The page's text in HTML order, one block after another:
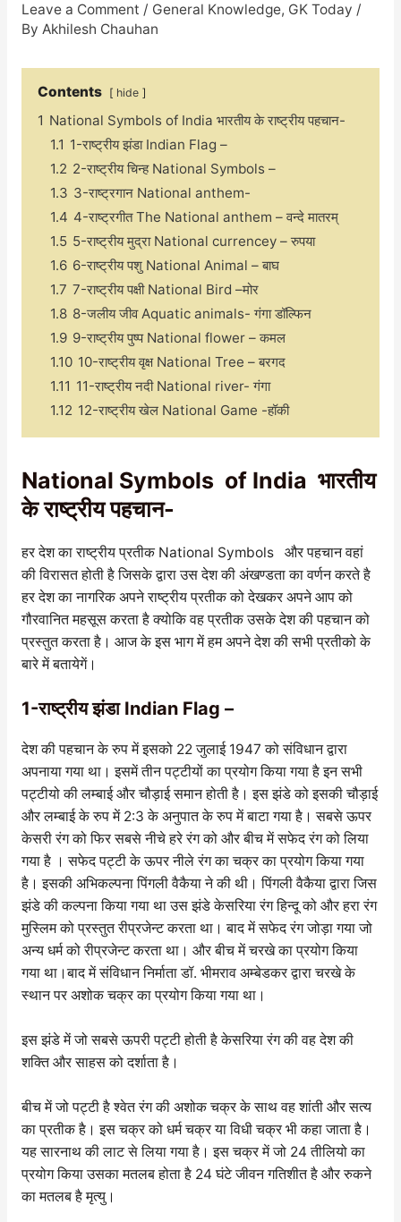
Leave a Comment / General Knowledge, GK Today /
By Akhilesh Chauhan
Contents hide
1 National Symbols of India भारतीय के राष्ट्रीय पहचान-
1.1 1-राष्ट्रीय झंडा Indian Flag –
1.2 2-राष्ट्रीय चिन्ह National Symbols –
1.3 3-राष्ट्रगान National anthem-
1.4 4-राष्ट्रगीत The National anthem – वन्दे मातरम्
1.5 5-राष्ट्रीय मुद्रा National currencey – रुपया
1.6 6-राष्ट्रीय पशु National Animal – बाघ
1.7 7-राष्ट्रीय पक्षी National Bird –मोर
1.8 8-जलीय जीव Aquatic animals- गंगा डॉल्फिन
1.9 9-राष्ट्रीय पुष्प National flower – कमल
1.10 10-राष्ट्रीय वृक्ष National Tree – बरगद
1.11 11-राष्ट्रीय नदी National river- गंगा
1.12 12-राष्ट्रीय खेल National Game -हॉकी
National Symbols of India भारतीय
के राष्ट्रीय पहचान-
हर देश का राष्ट्रीय प्रतीक National Symbols और पहचान वहां
की विरासत होती है जिसके द्वारा उस देश की अंखण्डता का वर्णन करते है
हर देश का नागरिक अपने राष्ट्रीय प्रतीक को देखकर अपने आप को
गौरवानित महसूस करता है क्योकि वह प्रतीक उसके देश की पहचान को
प्रस्तुत करता है। आज के इस भाग में हम अपने देश की सभी प्रतीको के
बारे में बतायेगें।
1-राष्ट्रीय झंडा Indian Flag –
देश की पहचान के रुप में इसको 22 जुलाई 1947 को संविधान द्वारा
अपनाया गया था। इसमें तीन पट्टीयों का प्रयोग किया गया है इन सभी
पट्टीयो की लम्बाई और चौड़ाई समान होती है। इस झंडे को इसकी चौड़ाई
और लम्बाई के रुप में 2:3 के अनुपात के रुप में बाटा गया है। सबसे ऊपर
केसरी रंग को फिर सबसे नीचे हरे रंग को और बीच में सफेद रंग को लिया
गया है । सफेद पट्टी के ऊपर नीले रंग का चक्र का प्रयोग किया गया
है। इसकी अभिकल्पना पिंगली वैकैया ने की थी। पिंगली वैकैया द्वारा जिस
झंडे की कल्पना किया गया था उस झंडे केसरिया रंग हिन्दू को और हरा रंग
मुस्लिम को प्रस्तुत रीप्रजेन्ट करता था। बाद में सफेद रंग जोड़ा गया जो
अन्य धर्म को रीप्रजेन्ट करता था। और बीच में चरखे का प्रयोग किया
गया था।बाद में संविधान निर्माता डॉ. भीमराव अम्बेडकर द्वारा चरखे के
स्थान पर अशोक चक्र का प्रयोग किया गया था।
इस झंडे में जो सबसे ऊपरी पट्टी होती है केसरिया रंग की वह देश की
शक्ति और साहस को दर्शाता है।
बीच में जो पट्टी है श्वेत रंग की अशोक चक्र के साथ वह शांती और सत्य
का प्रतीक है। इस चक्र को धर्म चक्र या विधी चक्र भी कहा जाता है।
यह सारनाथ की लाट से लिया गया है। इस चक्र में जो 24 तीलियो का
प्रयोग किया उसका मतलब होता है 24 घंटे जीवन गतिशीत है और रुकने
का मतलब है मृत्यु।